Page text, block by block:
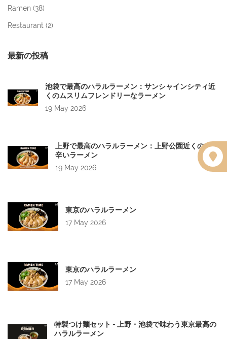
Ramen (38)
Restaurant (2)
最新の投稿
池袋で最高のハラルラーメン：サンシャインシティ近
くのムスリムフレンドリーなラーメン
19 May 2026
上野で最高のハラルラーメン：上野公園近くの本格
辛いラーメン
19 May 2026
東京のハラルラーメン
17 May 2026
東京のハラルラーメン
17 May 2026
特製つけ麺セット - 上野・池袋で味わう東京最高の
ハラルラーメン